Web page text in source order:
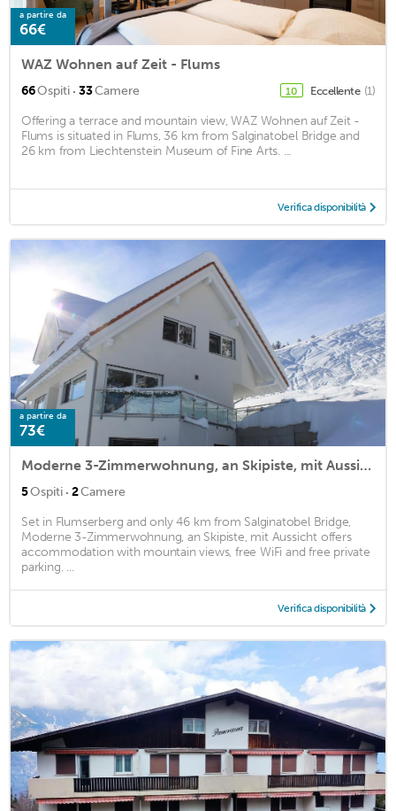
a partire da
66€
WAZ Wohnen auf Zeit - Flums
66Ospiti · 33Camere 10 Eccellente (1)
Offering a terrace and mountain view, WAZ Wohnen auf Zeit -
Flums is situated in Flums, 36 km from Salginatobel Bridge and
26 km from Liechtenstein Museum of Fine Arts. ...
Verifica disponibilità
a partire da
73€
Moderne 3-Zimmerwohnung, an Skipiste, mit Aussicht
5Ospiti · 2Camere
Set in Flumserberg and only 46 km from Salginatobel Bridge,
Moderne 3-Zimmerwohnung, an Skipiste, mit Aussicht offers
accommodation with mountain views, free WiFi and free private
parking. ...
Verifica disponibilità